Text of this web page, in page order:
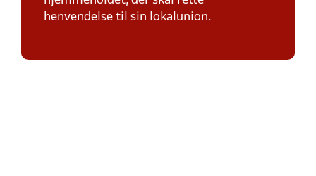
henvendelse til sin lokalunion.